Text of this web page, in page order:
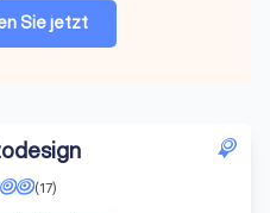
Sie jetzt
(17)